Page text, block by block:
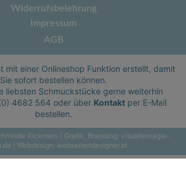
Widerrufsbelehrung
Impressum
AGB
mit einer Onlineshop Funktion erstellt, damit
Sie sofort bestellen können.
liebsten Schmuckstücke gerne weiterhin
4682 564 oder über Kontaktper E-Mail
bestellen.
Rickmers | Grafik, Branding: visuellemagie-
| Webdesign: webseitendesigner.at